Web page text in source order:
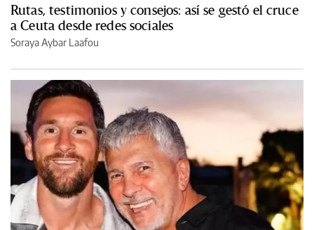
Rutas, testimonios y consejos: así se gestó el cruce
a Ceuta desde redes sociales
Soraya Aybar Laafou